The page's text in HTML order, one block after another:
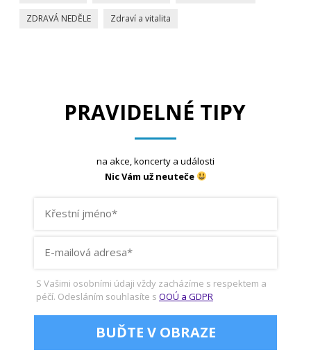
ZDRAVÁ NEDĚLE Zdraví a vitalita
PRAVIDELNÉ TIPY
na akce, koncerty a události
Nic Vám už neuteče
S Vašimi osobními údaji vždy zacházíme s respektem a
péčí. Odesláním souhlasíte s OOÚ a GDPR
BUĎTE V OBRAZE